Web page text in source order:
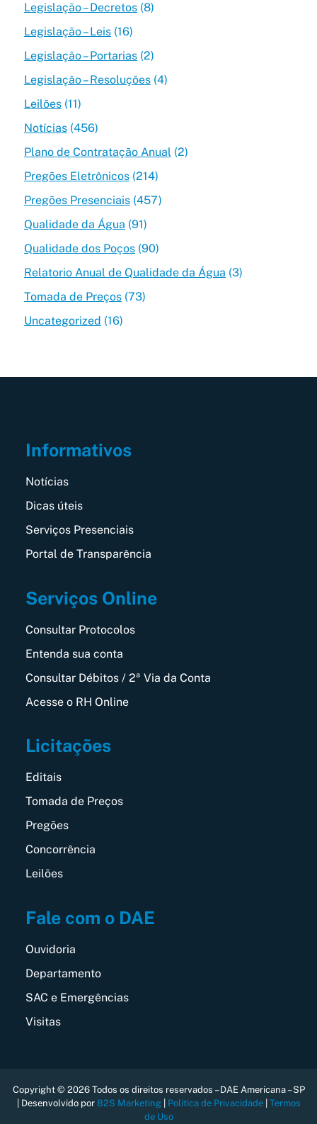
Legislação – Decretos(8)
Legislação – Leis(16)
Legislação – Portarias(2)
Legislação – Resoluções(4)
Leilões(11)
Notícias(456)
Plano de Contratação Anual (2)
Pregões Eletrônicos(214)
Pregões Presenciais(457)
Qualidade da Água (91)
Qualidade dos Poços(90)
Relatorio Anual de Qualidade da Água (3)
Tomada de Preços(73)
Uncategorized (16)
Informativos
Notícias
Dicas úteis
Serviços Presenciais
Portal de Transparência
Serviços Online
Consultar Protocolos
Entenda sua conta
Consultar Débitos / 2ª Via da Conta
Acesse o RH Online
Licitações
Editais
Tomada de Preços
Pregões
Concorrência
Leilões
Fale com o DAE
Ouvidoria
Departamento
SAC e Emergências
Visitas
Copyright © 2026 Todos os direitos reservados – DAE Americana – SP
| Desenvolvido por B2S Marketing| Política de Privacidade| Termos
de Uso